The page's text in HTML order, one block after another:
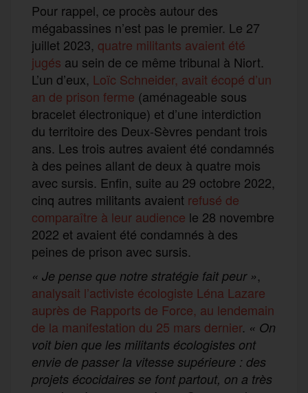
Pour rappel, ce procès autour des
mégabassines n’est pas le premier. Le 27
juillet 2023, quatre militants avaient été
jugés au sein de ce même tribunal à Niort.
L’un d’eux, Loïc Schneider, avait écopé d’un
an de prison ferme (aménageable sous
bracelet électronique) et d’une interdiction
du territoire des Deux-Sèvres pendant trois
ans. Les trois autres avaient été condamnés
à des peines allant de deux à quatre mois
avec sursis. Enfin, suite au 29 octobre 2022,
cinq autres militants avaient refusé de
comparaître à leur audience le 28 novembre
2022 et avaient été condamnés à des
peines de prison avec sursis.
« Je pense que notre stratégie fait peur »,
analysait l’activiste écologiste Léna Lazare
auprès de Rapports de Force, au lendemain
de la manifestation du 25 mars dernier. « On
voit bien que les militants écologistes ont
envie de passer la vitesse supérieure : des
projets écocidaires se font partout, on a très